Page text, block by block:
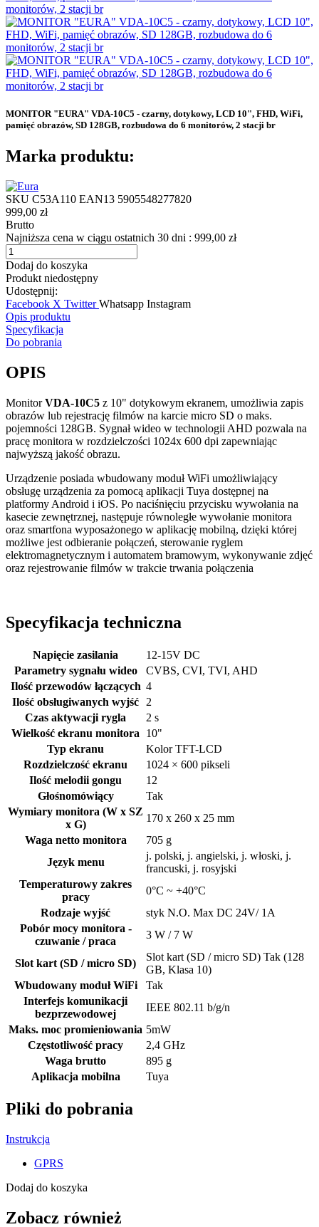
MONITOR "EURA" VDA-10C5 - czarny, dotykowy, LCD 10", FHD, WiFi,
pamięć obrazów, SD 128GB, rozbudowa do 6 monitorów, 2 stacji br
Marka produktu:
SKU C53A110 EAN13 5905548277820
999,00 zł
Brutto
Najniższa cena w ciągu ostatnich 30 dni : 999,00 zł
Dodaj do koszyka
Produkt niedostępny
Udostępnij:
Facebook X Twitter Whatsapp Instagram
Opis produktu
Specyfikacja
Do pobrania
OPIS
MonitorVDA-10C5 z 10" dotykowym ekranem, umożliwia zapis
obrazów lub rejestrację filmów na karcie micro SD o maks.
pojemności 128GB. Sygnał wideo w technologii AHD pozwala na
pracę monitora w rozdzielczości 1024x 600 dpi zapewniając
najwyższą jakość obrazu.
Urządzenie posiada wbudowany moduł WiFi umożliwiający
obsługę urządzenia za pomocą aplikacji Tuya dostępnej na
platformy Android i iOS. Po naciśnięciu przycisku wywołania na
kasecie zewnętrznej, następuje równoległe wywołanie monitora
oraz smartfona wyposażonego w aplikację mobilną, dzięki której
możliwe jest odbieranie połączeń, sterowanie ryglem
elektromagnetycznym i automatem bramowym, wykonywanie zdjęć
oraz rejestrowanie filmów w trakcie trwania połączenia
Specyfikacja techniczna
Napięcie zasilania
12-15V DC
Parametry sygnału wideo
CVBS, CVI, TVI, AHD
Ilość przewodów łączących 4
Ilość obsługiwanych wyjść
2
Czas aktywacji rygla
2 s
Wielkość ekranu monitora
10"
Typ ekranu
Kolor TFT-LCD
Rozdzielczość ekranu
1024 × 600 pikseli
Ilość melodii gongu
12
Głośnomówiący
Tak
Wymiary monitora (W x SZ
x G)
170 x 260 x 25 mm
Waga netto monitora
705 g
Język menu
j. polski, j. angielski, j. włoski, j.
francuski, j. rosyjski
Temperaturowy zakres
pracy
0°C ~ +40°C
Rodzaje wyjść
styk N.O. Max DC 24V/ 1A
Pobór mocy monitora -
czuwanie / praca
3 W / 7 W
Slot kart (SD / micro SD)
Slot kart (SD / micro SD) Tak (128
GB, Klasa 10)
Wbudowany moduł WiFi
Tak
Interfejs komunikacji
bezprzewodowej
IEEE 802.11 b/g/n
Maks. moc promieniowania 5mW
Częstotliwość pracy
2,4 GHz
Waga brutto
895 g
Aplikacja mobilna
Tuya
Pliki do pobrania
Instrukcja
GPRS
Dodaj do koszyka
Zobacz również